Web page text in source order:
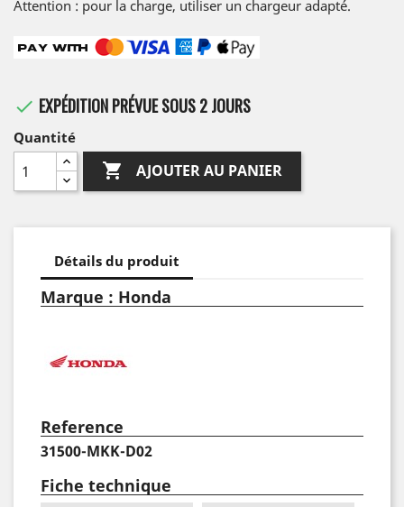
Attention : pour la charge, utiliser un chargeur adapté.
 EXPÉDITION PRÉVUE SOUS 2 JOURS
Quantité
 AJOUTER AU PANIER
Détails du produit
Marque : Honda
Reference
31500-MKK-D02
Fiche technique